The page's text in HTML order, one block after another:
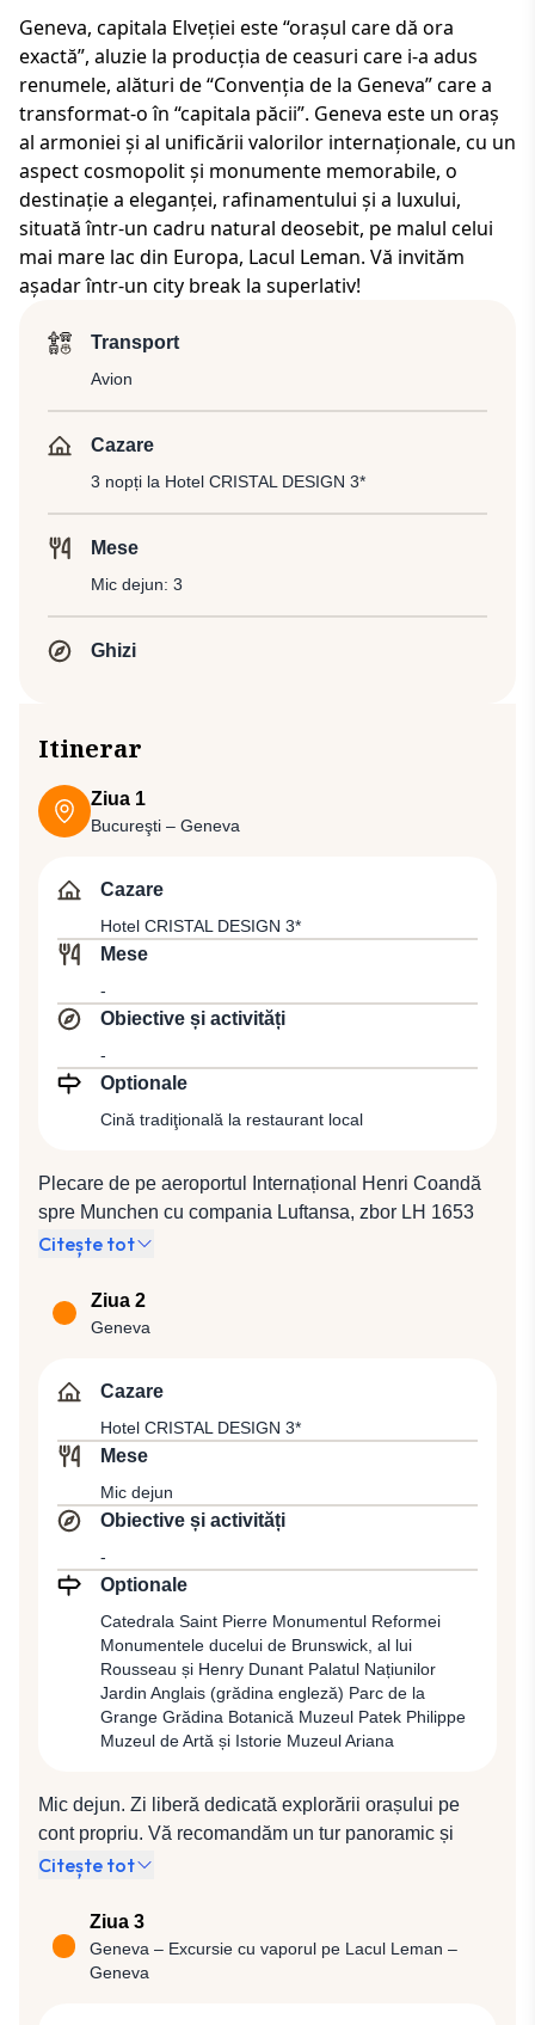
Geneva, capitala Elveției este “orașul care dă ora
exactă”, aluzie la producția de ceasuri care i-a adus
renumele, alături de “Convenția de la Geneva” care a
transformat-o în “capitala păcii”. Geneva este un oraș
al armoniei și al unificării valorilor internaționale, cu un
aspect cosmopolit și monumente memorabile, o
destinație a eleganței, rafinamentului și a luxului,
situată într-un cadru natural deosebit, pe malul celui
mai mare lac din Europa, Lacul Leman. Vă invităm
așadar într-un city break la superlativ!
Transport
Avion
Cazare
3 nopți la Hotel CRISTAL DESIGN 3*
Mese
Mic dejun: 3
Ghizi
Itinerar
Ziua 1
Bucureşti – Geneva
Cazare
Hotel CRISTAL DESIGN 3*
Mese
-
Obiective și activități
-
Optionale
Cină tradiţională la restaurant local
Plecare de pe aeroportul Internațional Henri Coandă
spre Munchen cu compania Luftansa, zbor LH 1653
(19:20 / 20:35), de unde veți zbura cu LH 5776 (22:00 /
cosmopolit oraş elveţian situat pe malul lacului Leman
(Lacul Geneva), un important centru financiar
obţinută datorită culturii şi tradiţiilor sale umanitare.
Citește tot
Ziua 2
Geneva
Cazare
Hotel CRISTAL DESIGN 3*
Mese
Mic dejun
Obiective și activități
-
Optionale
Catedrala Saint Pierre Monumentul Reformei
Monumentele ducelui de Brunswick, al lui
Rousseau și Henry Dunant Palatul Națiunilor
Jardin Anglais (grădina engleză) Parc de la
Grange Grădina Botanică Muzeul Patek Philippe
Muzeul de Artă și Istorie Muzeul Ariana
Mic dejun. Zi liberă dedicată explorării orașului pe
cont propriu. Vă recomandăm un tur panoramic și
pietonal care va conține câteva teme principale,
protestante a bisericii lui Jean Calvin, din sec. al XVI-
lea vă va conduce la Catedrala Saint Pierre, cea mai
veche clădire din oraş și Monumentul Reformei. Tema
Citește tot
Ziua 3
Geneva – Excursie cu vaporul pe Lacul Leman –
Geneva